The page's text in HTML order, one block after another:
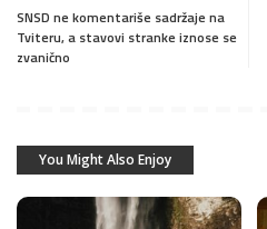
SNSD ne komentariše sadržaje na
Tviteru, a stavovi stranke iznose se
zvanično
You Might Also Enjoy